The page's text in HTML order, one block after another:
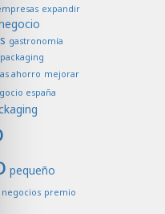
expandir
gastronomía
ahorro mejorar
españa
pequeño
negocios premio